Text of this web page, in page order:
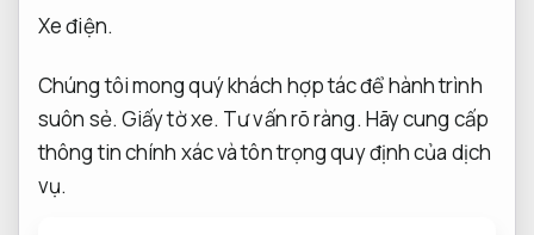
Xe điện.
Chúng tôi mong quý khách hợp tác để hành trình
suôn sẻ. Giấy tờ xe. Tư vấn rõ ràng. Hãy cung cấp
thông tin chính xác và tôn trọng quy định của dịch
vụ.